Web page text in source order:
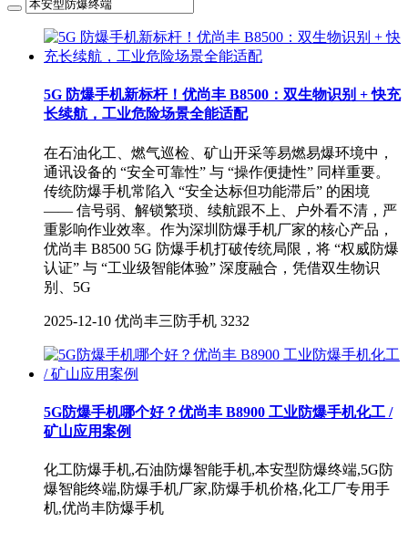
5G 防爆手机新标杆！优尚丰 B8500：双生物识别 + 快充
长续航，工业危险场景全能适配
在石油化工、燃气巡检、矿山开采等易燃易爆环境中，
通讯设备的 “安全可靠性” 与 “操作便捷性” 同样重要。
传统防爆手机常陷入 “安全达标但功能滞后” 的困境
—— 信号弱、解锁繁琐、续航跟不上、户外看不清，严
重影响作业效率。作为深圳防爆手机厂家的核心产品，
优尚丰 B8500 5G 防爆手机打破传统局限，将 “权威防爆
认证” 与 “工业级智能体验” 深度融合，凭借双生物识
别、5G
2025-12-10 优尚丰三防手机 3232
5G防爆手机哪个好？优尚丰 B8900 工业防爆手机化工 /
矿山应用案例
化工防爆手机,石油防爆智能手机,本安型防爆终端,5G防
爆智能终端,防爆手机厂家,防爆手机价格,化工厂专用手
机,优尚丰防爆手机